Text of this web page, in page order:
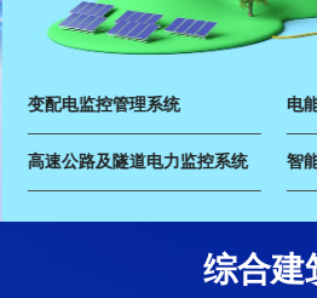
变配电监控管理系统 电
高速公路及隧道电力监控系统 智
20万+客户的
医院/学
工业/化
交通/电
综合建